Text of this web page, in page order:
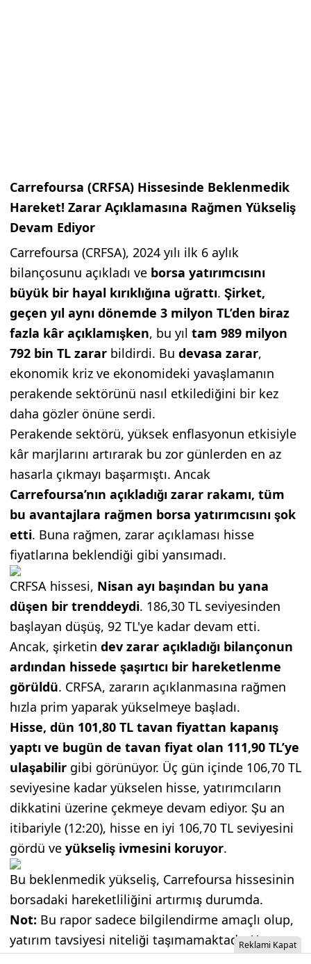
Carrefoursa (CRFSA) Hissesinde Beklenmedik
Hareket! Zarar Açıklamasına Rağmen Yükseliş
Devam Ediyor
Carrefoursa (CRFSA), 2024 yılı ilk 6 aylık
bilançosunu açıkladı ve borsa yatırımcısını
büyük bir hayal kırıklığına uğrattı. Şirket,
geçen yıl aynı dönemde 3 milyon TL’den biraz
fazla kâr açıklamışken, bu yıl tam 989 milyon
792 bin TL zarar bildirdi. Bu devasa zarar,
ekonomik kriz ve ekonomideki yavaşlamanın
perakende sektörünü nasıl etkilediğini bir kez
daha gözler önüne serdi.
Perakende sektörü, yüksek enflasyonun etkisiyle
kâr marjlarını artırarak bu zor günlerden en az
hasarla çıkmayı başarmıştı. Ancak
Carrefoursa’nın açıkladığı zarar rakamı, tüm
bu avantajlara rağmen borsa yatırımcısını şok
etti. Buna rağmen, zarar açıklaması hisse
fiyatlarına beklendiği gibi yansımadı.
CRFSA hissesi, Nisan ayı başından bu yana
düşen bir trenddeydi. 186,30 TL seviyesinden
başlayan düşüş, 92 TL'ye kadar devam etti.
Ancak, şirketin dev zarar açıkladığı bilançonun
ardından hissede şaşırtıcı bir hareketlenme
görüldü. CRFSA, zararın açıklanmasına rağmen
hızla prim yaparak yükselmeye başladı.
Hisse, dün 101,80 TL tavan fiyattan kapanış
yaptı ve bugün de tavan fiyat olan 111,90 TL’ye
ulaşabilir gibi görünüyor. Üç gün içinde 106,70 TL
seviyesine kadar yükselen hisse, yatırımcıların
dikkatini üzerine çekmeye devam ediyor. Şu an
itibariyle (12:20), hisse en iyi 106,70 TL seviyesini
gördü ve yükseliş ivmesini koruyor.
Bu beklenmedik yükseliş, Carrefoursa hissesinin
borsadaki hareketliliğini artırmış durumda.
Not: Bu rapor sadece bilgilendirme amaçlı olup,
yatırım tavsiyesi niteliği taşımamaktadır. Yatırım
Reklami Kapat